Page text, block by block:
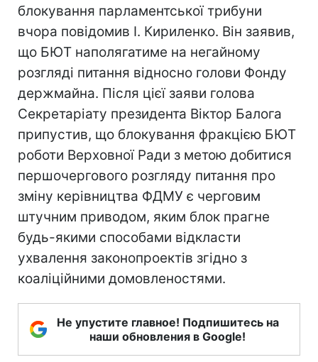
блокування парламентської трибуни
вчора повідомив І. Кириленко. Він заявив,
що БЮТ наполягатиме на негайному
розгляді питання відносно голови Фонду
держмайна. Після цієї заяви голова
Секретаріату президента Віктор Балога
припустив, що блокування фракцією БЮТ
роботи Верховної Ради з метою добитися
першочергового розгляду питання про
зміну керівництва ФДМУ є черговим
штучним приводом, яким блок прагне
будь-якими способами відкласти
ухвалення законопроектів згідно з
коаліційними домовленостями.
Не упустите главное! Подпишитесь на
наши обновления в Google!